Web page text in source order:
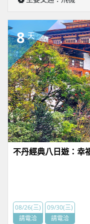
8 天
不丹經典八日遊：幸
08/26(三)
請電洽
09/30(三)
請電洽